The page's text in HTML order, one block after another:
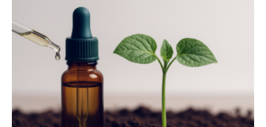
Region Kachin in Myanmar und hat sich in
ausgezeichnetem Zustand erhalten. Es konnte als neue
Art einer neuen Gattung beschrieben werden und trägt
nun den Namen Cretosabethes primaevus. Dieser erste
fossile Nachweis einer Stechmückenlarve in Bernstein
stellt gleichzeitig den ersten Fossilfund einer
Mückenlarve aus dem Mesozoikum dar, denn…